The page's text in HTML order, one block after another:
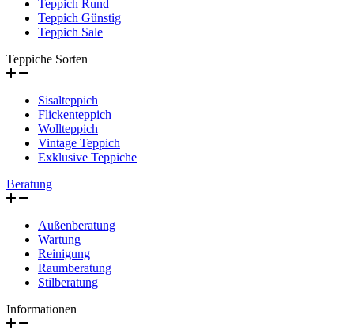
Teppich Rund
Teppich Günstig
Teppich Sale
Teppiche Sorten
Sisalteppich
Flickenteppich
Wollteppich
Vintage Teppich
Exklusive Teppiche
Beratung
Außenberatung
Wartung
Reinigung
Raumberatung
Stilberatung
Informationen